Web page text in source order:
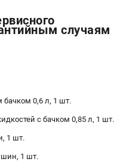
60-57
не является публичной
центра:
до 16:00
10-67
случаям
бачком 0,6 л, 1 шт.
с бачком 0,85 л, 1 шт.
1 шт.
шин, 1 шт.